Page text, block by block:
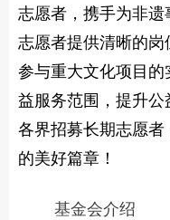
志愿者，携手为非
志愿者提供清晰的
参与重大文化项目
益服务范围，提升
各界招募长期志愿
的美好篇章！
基金会介绍